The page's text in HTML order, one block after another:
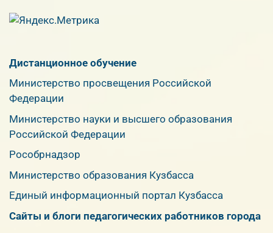
Дистанционное обучение
Министерство просвещения Российской
Федерации
Министерство науки и высшего образования
Российской Федерации
Рособрнадзор
Министерство образования Кузбасса
Единый информационный портал Кузбасса
Сайты и блоги педагогических работников города